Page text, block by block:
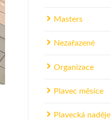
Masters
Nezařazené
Organizace
Plavec měsíce
Plavecká naděje